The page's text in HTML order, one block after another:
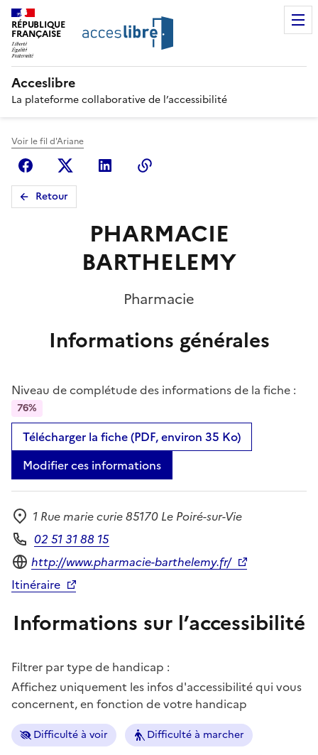
RÉPUBLIQUE
FRANÇAISE
Acceslibre
La plateforme collaborative de l’accessibilité
Voir le fil d'Ariane
FacebookX (anciennement Twitter)
Linkedin
Retour
PHARMACIE
BARTHELEMY
Pharmacie
Informations générales
Niveau de complétude des informations de la fiche :
76%
Télécharger la fiche (PDF, environ 35 Ko)
Modifier ces informations
Adresse
1 Rue marie curie 85170 Le Poiré-sur-Vie
Téléphone
02 51 31 88 15
Site internet
http://www.pharmacie-barthelemy.fr/
Itinéraire
Informations sur l’accessibilité
Filtrer par type de handicap :
Affichez uniquement les infos d'accessibilité qui vous
concernent, en fonction de votre handicap
Difficulté à voir Difficulté à marcher